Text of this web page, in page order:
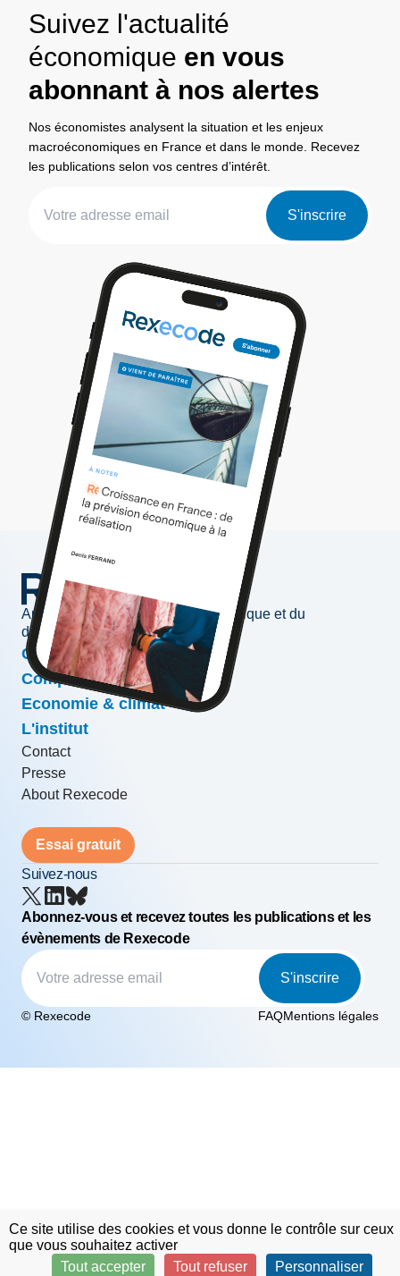
Suivez l'actualité
économique en vous
abonnant à nos alertes
Nos économistes analysent la situation et les enjeux
macroéconomiques en France et dans le monde. Recevez
les publications selon vos centres d’intérêt.
S'inscrire
Au service de l'information économique et du
développement des entreprises
Conjoncture & prévisions
Compétitivité & croissance
Economie & climat
L'institut
Contact
Presse
About Rexecode
Essai gratuit
Suivez-nous
Abonnez-vous et recevez toutes les publications et les
évènements de Rexecode
S'inscrire
© Rexecode FAQMentions légales
Ce site utilise des cookies et vous donne le contrôle sur ceux
que vous souhaitez activer
Tout accepter
Tout refuser Personnaliser